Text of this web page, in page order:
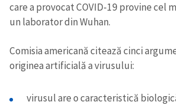
care a provocat COVID-19 provine cel
un laborator din Wuhan.
Comisia americană citează cinci
originea artificială a virusului:
virusul are o caracteristică